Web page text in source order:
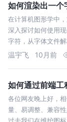
如何渲染出一个
在计算机图形学中
深入探讨如何使用
字符，从字体文件
温宇飞 10月前
如何通过前端工
各位网友晚上好，
量、易调整、兼容